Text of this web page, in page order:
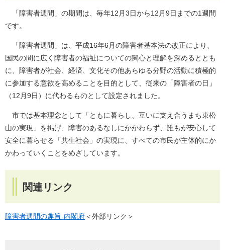
「障害者週間」の期間は、毎年12月3日から12月9日までの1週間
です。
「障害者週間」は、平成16年6月の障害者基本法の改正により、
国民の間に広く障害者の福祉についての関心と理解を深めるととも
に、障害者が社会、経済、文化その他あらゆる分野の活動に積極的
に参加する意欲を高めることを目的として、従来の「障害者の日」
（12月9日）に代わるものとして設定されました。
市では基本理念として「ともに暮らし、互いに支え合うまち東松
山の実現」を掲げ、障害のあるなしにかかわらず、誰もが安心して
安全に暮らせる「共生社会」の実現に、すべての市民が主体的にか
かわっていくことをめざしています。
関連リンク
障害者週間の趣旨-内閣府＜外部リンク＞